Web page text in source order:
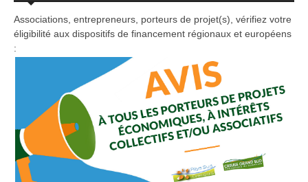
Associations, entrepreneurs, porteurs de projet(s), vérifiez votre
éligibilité aux dispositifs de financement régionaux et européens
: